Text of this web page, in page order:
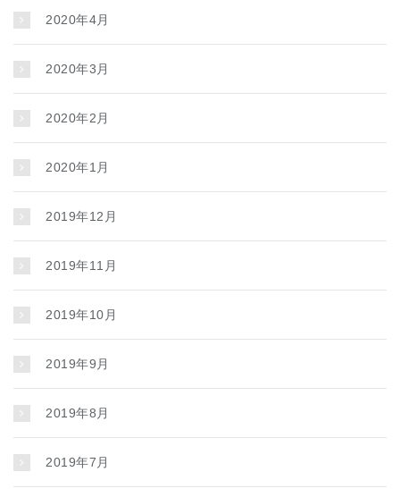
2020年4月
2020年3月
2020年2月
2020年1月
2019年12月
2019年11月
2019年10月
2019年9月
2019年8月
2019年7月